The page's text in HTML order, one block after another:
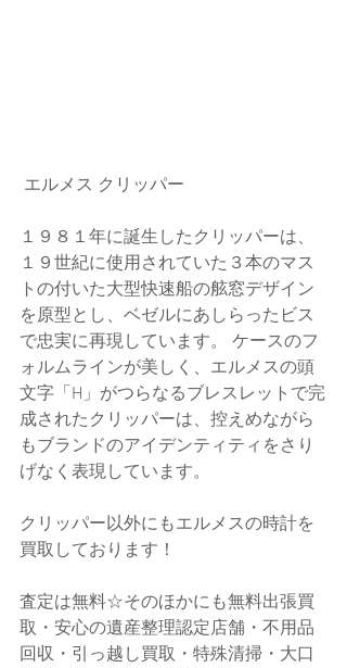
エルメス クリッパー
１９８１年に誕生したクリッパーは、
１９世紀に使用されていた３本のマス
トの付いた大型快速船の舷窓デザイン
を原型とし、ベゼルにあしらったビス
で忠実に再現しています。 ケースのフ
ォルムラインが美しく、エルメスの頭
文字「H」がつらなるブレスレットで完
成されたクリッパーは、控えめながら
もブランドのアイデンティティをさり
げなく表現しています。
クリッパー以外にもエルメスの時計を
買取しております！
査定は無料☆そのほかにも無料出張買
取・安心の遺産整理認定店舗・不用品
回収・引っ越し買取・特殊清掃・大口